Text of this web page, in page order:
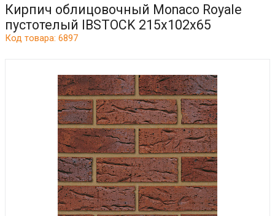
Кирпич облицовочный Monaco Royale
пустотелый IBSTOCK 215х102х65
Код товара: 6897